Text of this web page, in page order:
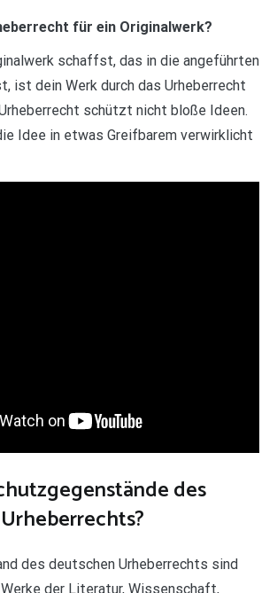
für ein Originalwerk?
schaffst, das in die angeführten
ist dein Werk durch das Urheberrecht
schützt nicht bloße Ideen.
Idee in etwas Greifbarem verwirklicht
des
des deutschen Urheberrechts sind
Werke der Literatur, Wissenschaft,